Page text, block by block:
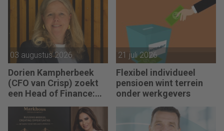
sturing werkt pas echt
als mensen begrijpen
waarom keuzes nodig
zijn.”
03 augustus 2026
Dorien Kampherbeek
(CFO van Crisp) zoekt
een Head of Finance:
performance driven
worden.”
21 juli 2026
Flexibel individueel
pensioen wint terrein
onder werkgevers